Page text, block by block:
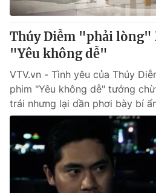
Thúy Diễm "phải
"Yêu không dễ"
VTV.vn - Tình yêu của Thúy
phim "Yêu không dễ" tưởng
trái nhưng lại dần phơi bày bí